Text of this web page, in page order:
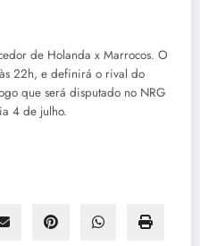
de Holanda x Marrocos. O
22h, e definirá o rival do
que será disputado no NRG
4 de julho.